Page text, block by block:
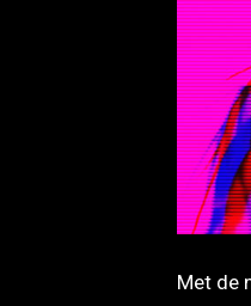
JPG
Met de